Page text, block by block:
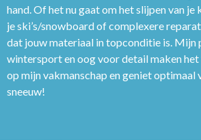
hand. Of het nu gaat om het slijpen van je
je ski’s/snowboard of complexere
dat jouw materiaal in topconditie is. Mijn
wintersport en oog voor detail maken
op mijn vakmanschap en geniet optimaal
sneeuw!